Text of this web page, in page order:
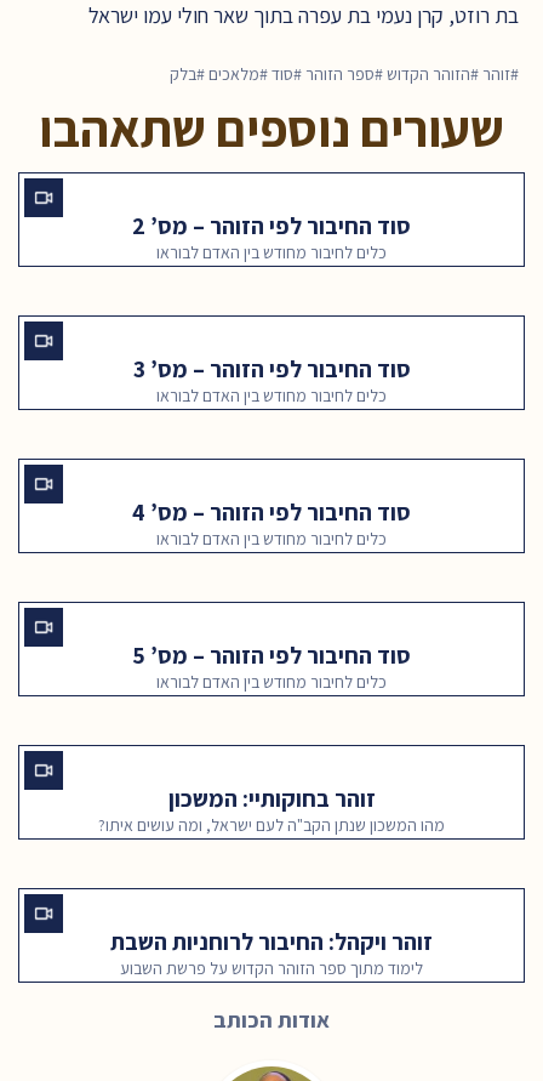
בת רוזט, קרן נעמי בת עפרה בתוך שאר חולי עמו ישראל
זוהר הזוהר הקדוש ספר הזוהר סוד מלאכים בלק
שעורים נוספים שתאהבו
סוד החיבור לפי הזוהר – מס’ 2
כלים לחיבור מחודש בין האדם לבוראו
סוד החיבור לפי הזוהר – מס’ 3
כלים לחיבור מחודש בין האדם לבוראו
סוד החיבור לפי הזוהר – מס’ 4
כלים לחיבור מחודש בין האדם לבוראו
סוד החיבור לפי הזוהר – מס’ 5
כלים לחיבור מחודש בין האדם לבוראו
זוהר בחוקותיי: המשכון
מהו המשכון שנתן הקב"ה לעם ישראל, ומה עושים איתו?
זוהר ויקהל: החיבור לרוחניות השבת
לימוד מתוך ספר הזוהר הקדוש על פרשת השבוע
אודות הכותב